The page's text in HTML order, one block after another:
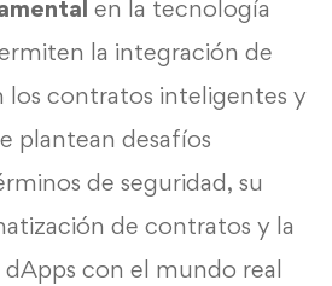
en la tecnología
la integración de
los contratos inteligentes y
plantean desafíos
de seguridad, su
de contratos y la
con el mundo real